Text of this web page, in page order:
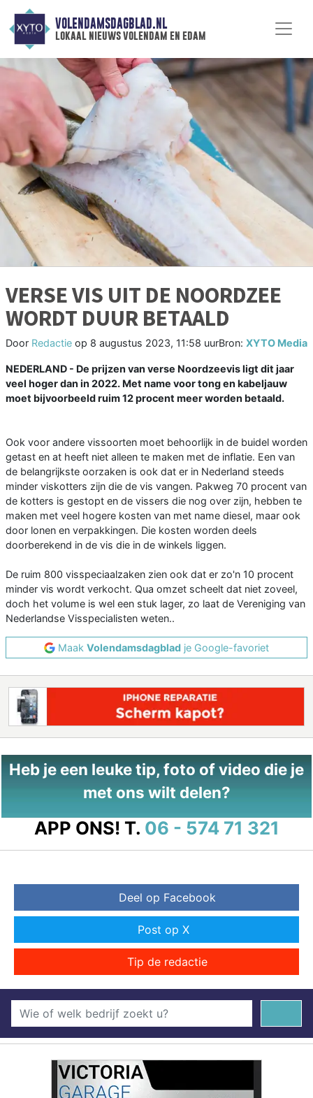
VOLENDAMSDAGBLAD.NL
lokaal nieuws volendam en edam
VERSE VIS UIT DE NOORDZEE
WORDT DUUR BETAALD
Door Redactie op 8 augustus 2023, 11:58 uurBron: XYTO Media
NEDERLAND - De prijzen van verse Noordzeevis ligt dit jaar
veel hoger dan in 2022. Met name voor tong en kabeljauw
moet bijvoorbeeld ruim 12 procent meer worden betaald.
Ook voor andere vissoorten moet behoorlijk in de buidel worden
getast en at heeft niet alleen te maken met de inflatie. Een van
de belangrijkste oorzaken is ook dat er in Nederland steeds
minder viskotters zijn die de vis vangen. Pakweg 70 procent van
de kotters is gestopt en de vissers die nog over zijn, hebben te
maken met veel hogere kosten van met name diesel, maar ook
door lonen en verpakkingen. Die kosten worden deels
doorberekend in de vis die in de winkels liggen.
De ruim 800 visspeciaalzaken zien ook dat er zo'n 10 procent
minder vis wordt verkocht. Qua omzet scheelt dat niet zoveel,
doch het volume is wel een stuk lager, zo laat de Vereniging van
Nederlandse Visspecialisten weten..
Maak Volendamsdagblad je Google-favoriet
Heb je een leuke tip, foto of video die je
met ons wilt delen?
APP ONS! T. 06 - 574 71 321
Deel op Facebook
Post op X
Tip de redactie